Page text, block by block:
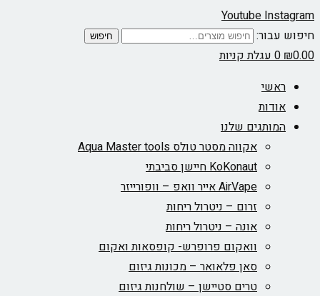
YoutubeInstagram
חיפוש עבור:
חיפוש
₪0.00
0עגלת קניות
ראשי
אודות
המותגים שלנו
אקווה מסטר טולס Aqua Master tools
KoKonaut חיישן סביבתי
AirVape אייר וואפ – וופורייזר
זרום – ניטרול ריחות
אונה – ניטרול ריחות
וואקום פרופרש- קופסאות ואקום
סאן פלאואר – מכונות גיזום
טרים סטיישן – שולחנות גיזום